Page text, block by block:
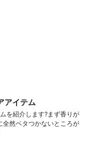
アイテム
を紹介します?まず香りが
全然ベタつかないところが